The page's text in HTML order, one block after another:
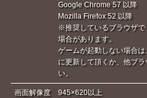
Google Chrome 57 以降
Mozilla Firefox 52 以降
※推奨しているブラウザで
場合があります。
ゲームが起動しない場合
に更新して頂くか、他ブ
い。
画面解像度 945×620以上